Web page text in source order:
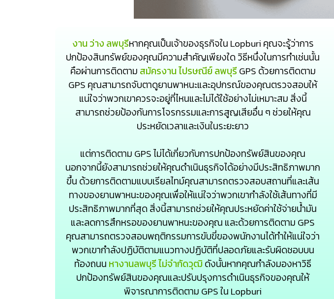
งาน ว่าง ลพบุรีหากคุณเป็นเจ้าของธุรกิจใน Lopburi คุณจะรู้ว่าการ
ปกป้องสินทรัพย์ของคุณมีความสำคัญเพียงใด วิธีหนึ่งในการทำเช่นนั้น
คือผ่านการติดตาม สมัครงาน ไปรษณีย์ ลพบุรี GPS ด้วยการติดตาม
GPS คุณสามารถจับตาดูยานพาหนะและอุปกรณ์ของคุณตรวจสอบให้
แน่ใจว่าพวกเขาควรจะอยู่ที่ไหนและไม่ได้ใช้อย่างไม่เหมาะสม สิ่งนี้
สามารถช่วยป้องกันการโจรกรรมและการสูญเสียอื่น ๆ ช่วยให้คุณ
ประหยัดเวลาและเงินในระยะยาว
แต่การติดตาม GPS ไม่ได้เกี่ยวกับการปกป้องทรัพย์สินของคุณ
นอกจากนี้ยังสามารถช่วยให้คุณดำเนินธุรกิจได้อย่างมีประสิทธิภาพมาก
ขึ้น ด้วยการติดตามแบบเรียลไทม์คุณสามารถตรวจสอบสถานที่และเส้น
ทางของยานพาหนะของคุณเพื่อให้แน่ใจว่าพวกเขากำลังใช้เส้นทางที่มี
ประสิทธิภาพมากที่สุด สิ่งนี้สามารถช่วยให้คุณประหยัดค่าใช้จ่ายน้ำมัน
และลดการสึกหรอของยานพาหนะของคุณ และด้วยการติดตาม GPS
คุณสามารถตรวจสอบพฤติกรรมการขับขี่ของพนักงานได้ทำให้แน่ใจว่า
พวกเขากำลังปฏิบัติตามแนวทางปฏิบัติที่ปลอดภัยและรับผิดชอบบน
ท้องถนน หางานลพบุรี ไม่จํากัดวุฒิ ดังนั้นหากคุณกำลังมองหาวิธี
ปกป้องทรัพย์สินของคุณและปรับปรุงการดำเนินธุรกิจของคุณให้
พิจารณาการติดตาม GPS ใน Lopburi